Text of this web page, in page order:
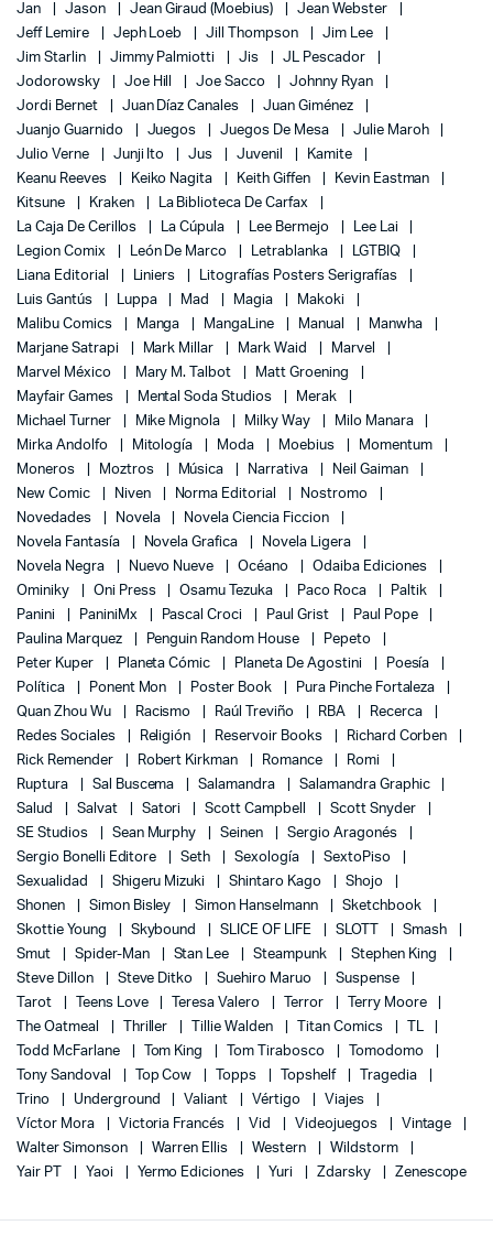
Jan
Jason Jean Giraud (Moebius)
Jean Webster
Jeff Lemire
Jeph Loeb Jill Thompson
Jim Lee
Jim Starlin
Jimmy Palmiotti Jis
JL Pescador
Jodorowsky
Joe Hill Joe Sacco
Johnny Ryan
Jordi Bernet
Juan Díaz Canales
Juan Giménez
Juanjo Guarnido
Juegos Juegos De Mesa
Julie Maroh
Julio Verne
Junji Ito Jus Juvenil
Kamite
Keanu Reeves
Keiko Nagita Keith Giffen
Kevin Eastman
Kitsune
Kraken
La Biblioteca De Carfax
La Caja De Cerillos
La Cúpula Lee Bermejo
Lee Lai
Legion Comix
León De Marco Letrablanka
LGTBIQ
Liana Editorial
Liniers
Litografías Posters Serigrafías
Luis Gantús
Luppa Mad Magia
Makoki
Malibu Comics
Manga MangaLine Manual
Manwha
Marjane Satrapi
Mark Millar Mark Waid
Marvel
Marvel México
Mary M. Talbot
Matt Groening
Mayfair Games
Mental Soda Studios
Merak
Michael Turner
Mike Mignola Milky Way
Milo Manara
Mirka Andolfo
Mitología Moda Moebius
Momentum
Moneros
Moztros Música Narrativa
Neil Gaiman
New Comic
Niven Norma Editorial
Nostromo
Novedades
Novela
Novela Ciencia Ficcion
Novela Fantasía
Novela Grafica
Novela Ligera
Novela Negra
Nuevo Nueve Océano
Odaiba Ediciones
Ominiky
Oni Press Osamu Tezuka Paco Roca
Paltik
Panini
PaniniMx Pascal Croci Paul Grist
Paul Pope
Paulina Marquez
Penguin Random House
Pepeto
Peter Kuper
Planeta Cómic Planeta De Agostini
Poesía
Política
Ponent Mon Poster Book
Pura Pinche Fortaleza
Quan Zhou Wu
Racismo Raúl Treviño RBA
Recerca
Redes Sociales
Religión Reservoir Books
Richard Corben
Rick Remender
Robert Kirkman Romance
Romi
Ruptura
Sal Buscema Salamandra
Salamandra Graphic
Salud
Salvat Satori Scott Campbell
Scott Snyder
SE Studios
Sean Murphy Seinen
Sergio Aragonés
Sergio Bonelli Editore
Seth Sexología
SextoPiso
Sexualidad
Shigeru Mizuki Shintaro Kago
Shojo
Shonen
Simon Bisley Simon Hanselmann
Sketchbook
Skottie Young
Skybound SLICE OF LIFE SLOTT
Smash
Smut
Spider-Man Stan Lee Steampunk
Stephen King
Steve Dillon
Steve Ditko Suehiro Maruo
Suspense
Tarot
Teens Love Teresa Valero Terror
Terry Moore
The Oatmeal
Thriller Tillie Walden Titan Comics
TL
Todd McFarlane
Tom King Tom Tirabosco
Tomodomo
Tony Sandoval
Top Cow Topps Topshelf
Tragedia
Trino
Underground Valiant Vértigo
Viajes
Víctor Mora
Victoria Francés Vid Videojuegos
Vintage
Walter Simonson
Warren Ellis Western
Wildstorm
Yair PT
Yaoi Yermo Ediciones Yuri Zdarsky Zenescope